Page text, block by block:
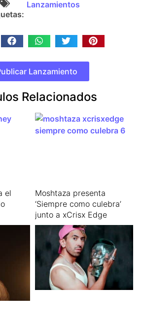
Lanzamientos
Lanzamiento
Relacionados
el
Moshtaza presenta
‘Siempre como culebra’
junto a xCrisx Edge